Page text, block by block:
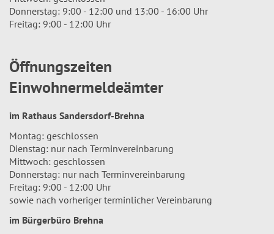
Donnerstag: 9:00 - 12:00 und 13:00 - 16:00 Uhr
Freitag: 9:00 - 12:00 Uhr
Öffnungszeiten
Einwohnermeldeämter
im Rathaus Sandersdorf-Brehna
Montag: geschlossen
Dienstag: nur nach Terminvereinbarung
Mittwoch: geschlossen
Donnerstag: nur nach Terminvereinbarung
Freitag: 9:00 - 12:00 Uhr
sowie nach vorheriger terminlicher Vereinbarung
im Bürgerbüro Brehna